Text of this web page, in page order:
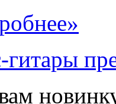
гитары